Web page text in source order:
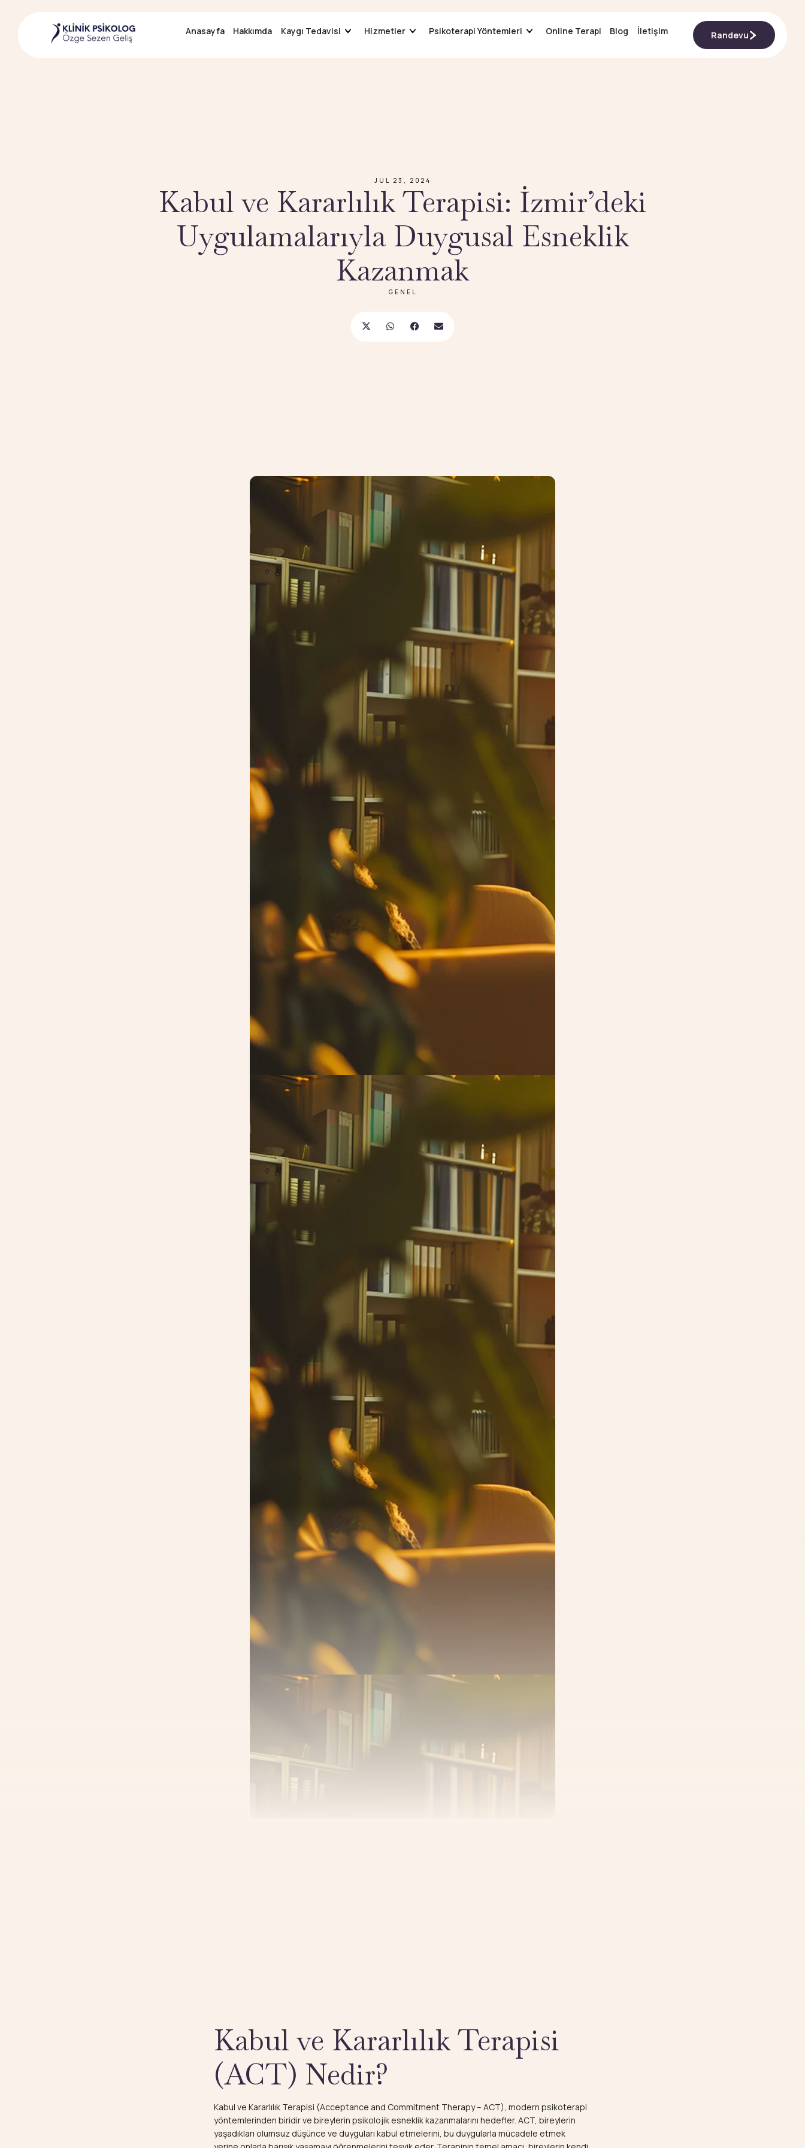
Anasayfa Hakkımda Kaygı Tedavisi Hizmetler Psikoterapi Yöntemleri Online Terapi Blog İletişim Randevu
Anasayfa Hakkımda Kaygı Tedavisi Hizmetler Psikoterapi Yöntemleri Online Terapi Blog İletişim Randevu
JUL 23, 2024
Kabul ve Kararlılık Terapisi: İzmir’deki
Uygulamalarıyla Duygusal Esneklik
Kazanmak
GENEL
Kabul ve Kararlılık Terapisi
(ACT) Nedir?
Kabul ve Kararlılık Terapisi (Acceptance and Commitment Therapy – ACT), modern psikoterapi
yöntemlerinden biridir ve bireylerin psikolojik esneklik kazanmalarını hedefler. ACT, bireylerin
yaşadıkları olumsuz düşünce ve duyguları kabul etmelerini, bu duygularla mücadele etmek